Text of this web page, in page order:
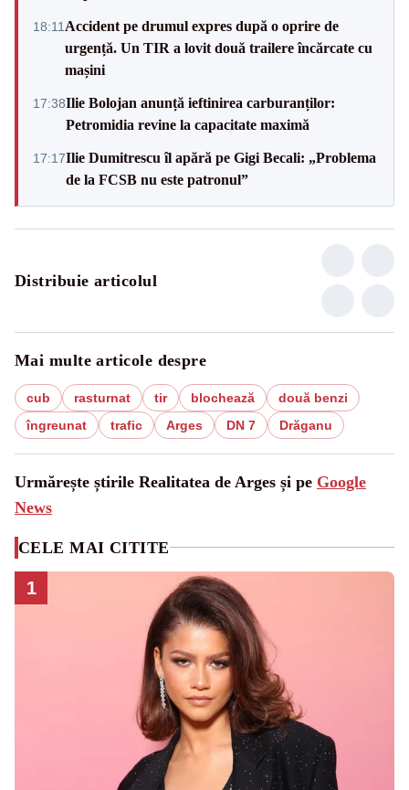
18:11 Accident pe drumul expres după o oprire de
urgență. Un TIR a lovit două trailere încărcate cu
mașini
17:38Ilie Bolojan anunță ieftinirea carburanților:
Petromidia revine la capacitate maximă
17:17Ilie Dumitrescu îl apără pe Gigi Becali: „Problema
de la FCSB nu este patronul”
Distribuie articolul
Mai multe articole despre
cub rasturnat tir blochează
două benzi
îngreunat
trafic Arges DN 7 Drăganu
Urmărește știrile Realitatea de Arges și pe Google
News
CELE MAI CITITE
1